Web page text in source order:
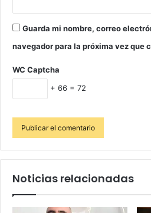
Guarda mi nombre, correo
navegador para la próxima vez que
WC Captcha
+ 66 = 72
Noticias relacionadas